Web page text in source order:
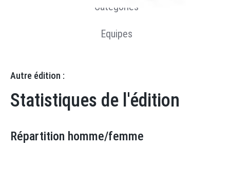
Catégories
Equipes
Autre édition :
Statistiques de l'édition
Répartition homme/femme